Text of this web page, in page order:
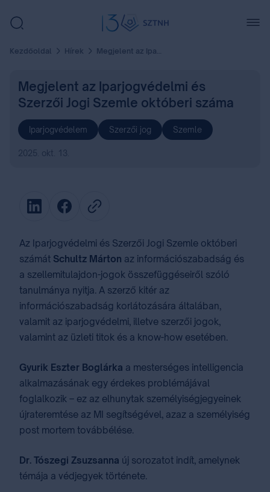
Kezdőoldal Hírek Megjelent az Iparjogvédelmi és Szerzői Jogi Szemle októberi száma
Megjelent az Iparjogvédelmi és
Szerzői Jogi Szemle októberi száma
Iparjogvédelem Szerzői jog Szemle
2025. okt. 13.
Az Iparjogvédelmi és Szerzői Jogi Szemle októberi
számát Schultz Márton az információszabadság és
a szellemitulajdon-jogok összefüggéseiről szóló
tanulmánya nyitja. A szerző kitér az
információszabadság korlátozására általában,
valamit az iparjogvédelmi, illetve szerzői jogok,
valamint az üzleti titok és a know-how esetében.
Gyurik Eszter Boglárka a mesterséges intelligencia
alkalmazásának egy érdekes problémájával
foglalkozik – ez az elhunytak személyiségjegyeinek
újrateremtése az MI segítségével, azaz a személyiség
post mortem továbbélése.
Dr. Tószegi Zsuzsanna új sorozatot indít, amelynek
témája a védjegyek története.